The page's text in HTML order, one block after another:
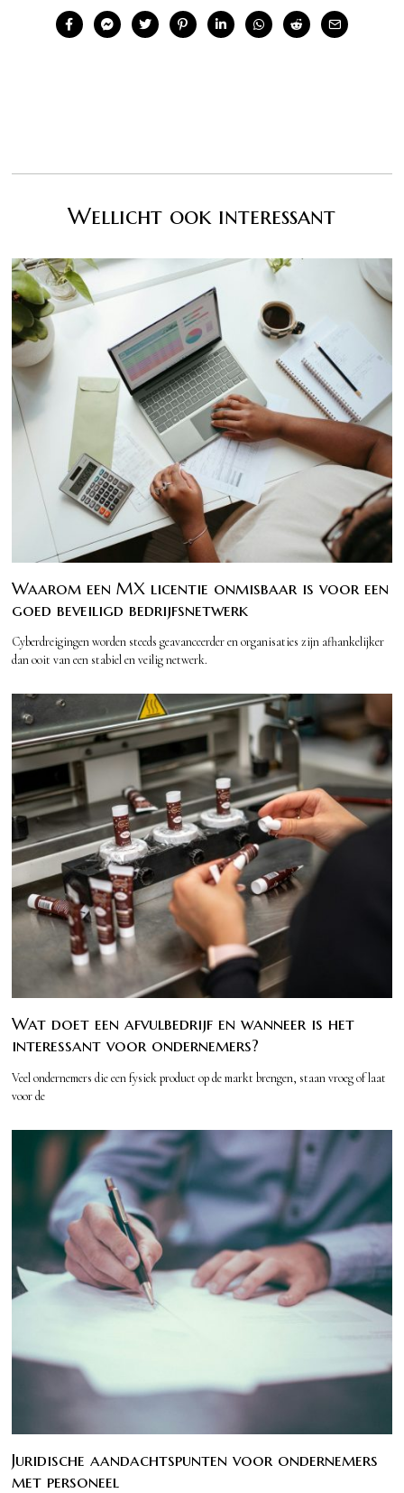
Wellicht ook interessant
Waarom een MX licentie onmisbaar is voor een
goed beveiligd bedrijfsnetwerk
Cyberdreigingen worden steeds geavanceerder en organisaties zijn afhankelijker
dan ooit van een stabiel en veilig netwerk.
Wat doet een afvulbedrijf en wanneer is het
interessant voor ondernemers?
Veel ondernemers die een fysiek product op de markt brengen, staan vroeg of laat
voor de
Juridische aandachtspunten voor ondernemers
met personeel